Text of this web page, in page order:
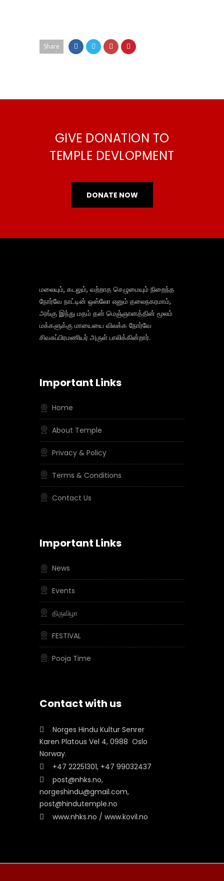
Share
GIVE DONATION TO
TEMPLE DEVLOPMENT
DONATE NOW
மலையும், கடலும், வற்றாத செழுமையும் நிறைந்த
நோர்வே நாட்டின் ஒஸ்லோ எனும் தலைநகரமாம்,
அங்கு இந்து மதம் தன் மெஞ்ஞானத்தின் மூலம்
மக்களுக்கு மாயையை விலக்க நோர்வே
சிவசுப்பிரமணியர் அருள் பாலிக்கின்றார்.
Important Links
Home
About Temple
Privacy & Policy
Terms & Conditions
Contact Us
Important Links
News
Events
திருவிழா
FESTIVAL
Pooja Time
Contact with us
Norges Hindu Kultur Senrer
Karen Platous Vel 4, 0988 Oslo
Norway.
+47 22251301, +47 99032437
post@nhks.no,
norgeshindu@gmail.com,
post@hindutemple.no
www.nhks.no / www.kovil.no